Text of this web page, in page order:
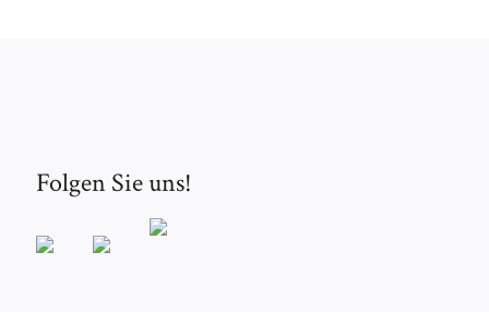
Folgen Sie uns!